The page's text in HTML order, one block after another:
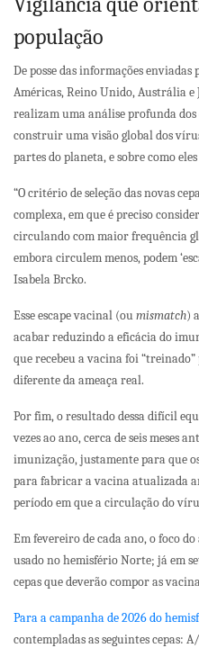
população
De posse das informações
Américas, Reino Unido, Austrália e
realizam uma análise profunda
construir uma visão global dos
partes do planeta, e sobre como
“O critério de seleção das novas
complexa, em que é preciso
circulando com maior frequência
embora circulem menos, podem
Isabela Brcko.
Esse escape vacinal (oumismatch)
acabar reduzindo a eficácia do
que recebeu a vacina foi
diferente da ameaça real.
Por fim, o resultado dessa difícil
vezes ao ano, cerca de seis meses
imunização, justamente para que
para fabricar a vacina atualizada
período em que a circulação do
Em fevereiro de cada ano, o foco
usado no hemisfério Norte; já em
cepas que deverão compor as
Para a campanha de 2026 do
contempladas as seguintes cepas: